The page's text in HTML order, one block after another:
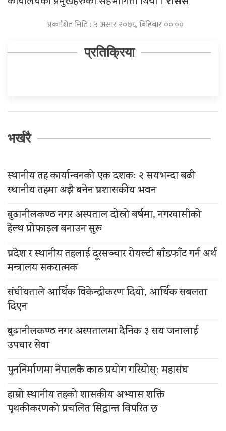
प्रकाशित मिति : ५ असार २०७६, बिहिबार ००:००
प्रतिक्रिया
भर्खरै
स्थानीय तह कार्यान्वनको एक दशकः २ सयभन्दा बढी
स्थानीय तहमा अझै बनेन प्रशासकीय भवन
बुढानीलकण्ठ नगर अस्पताल दोस्रो बर्षमा, नगरवासीको
हेल्थ प्रोफाइल बनाउन सुरू
प्रदेश र स्थानीय तहलाई दूरसञ्चार रोयल्टी बाँडफाँट गर्न अर्थ
मन्त्रालय सकरात्मक
संघीयताले आर्थिक विकेन्द्रीकरण दियो, आर्थिक सबलता
दिएन
बुढानीलकण्ठ नगर अस्पतालमा दैनिक ३ सय जनालाई
उपचार सेवा
पुननिर्माणमा नेपालकै काठ प्रयोग गरियोस्ः महासंघ
हाम्रो स्थानीय तहको शासकीय अभ्यास शक्ति
पृथकीकरणको प्रचलित सिद्धान्त विपरित छ